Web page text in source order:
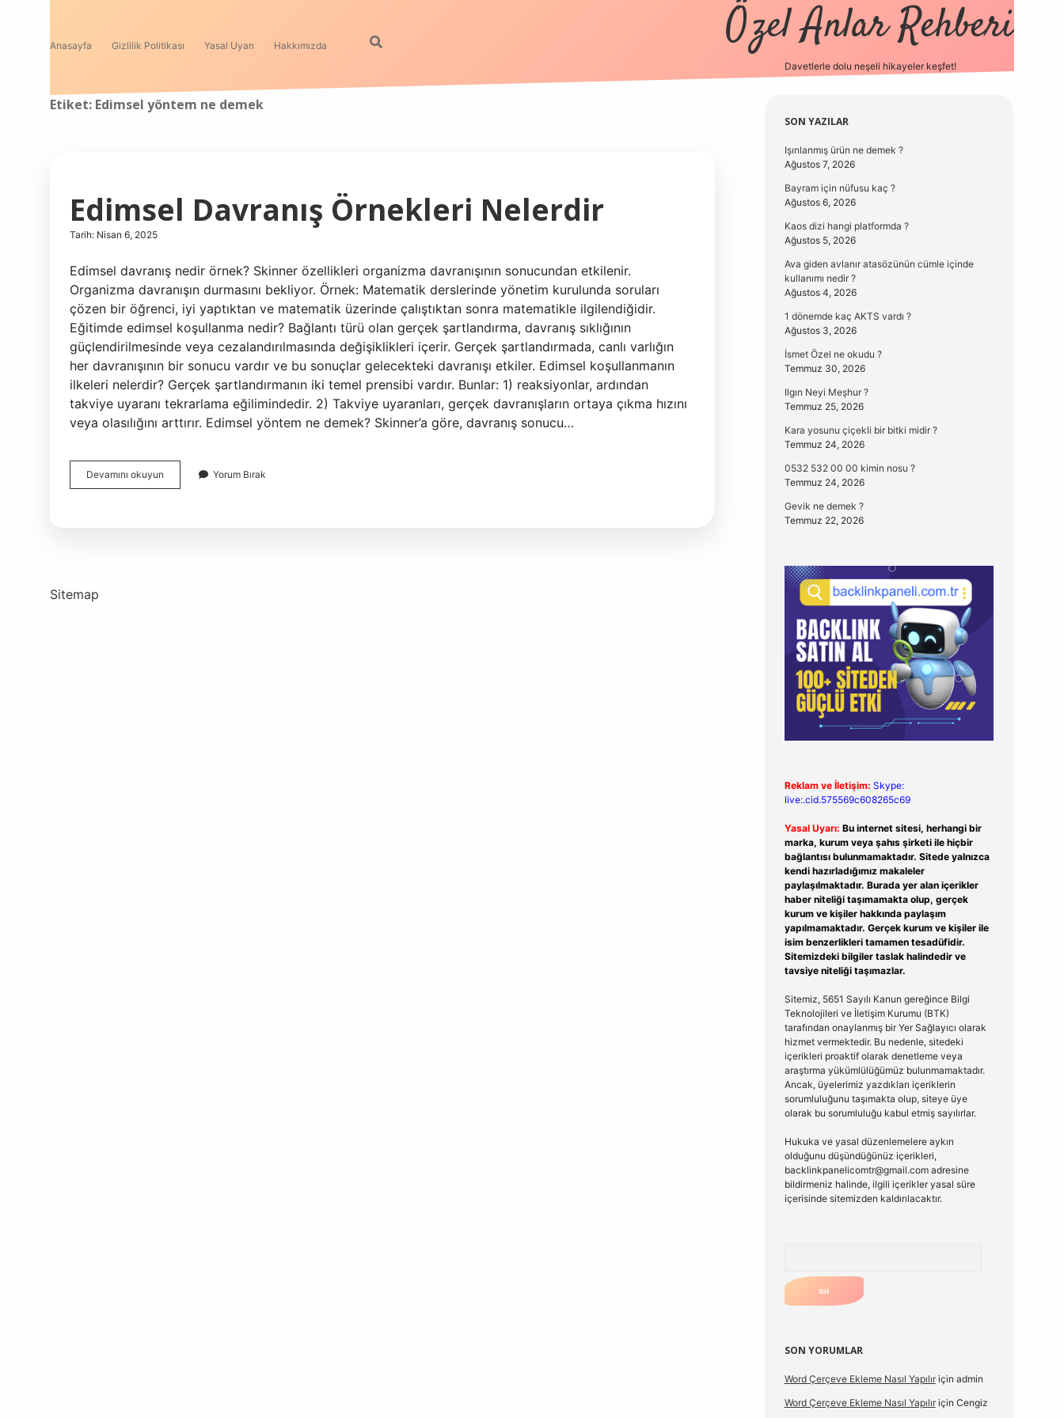
Anasayfa Gizlilik Politikası Yasal Uyarı Hakkımızda Özel Anlar Rehberi
Davetlerle dolu neşeli hikayeler keşfet!
Etiket: Edimsel yöntem ne demek
Edimsel Davranış Örnekleri Nelerdir
Tarih: Nisan 6, 2025
Edimsel davranış nedir örnek? Skinner özellikleri organizma davranışının sonucundan etkilenir.
Organizma davranışın durmasını bekliyor. Örnek: Matematik derslerinde yönetim kurulunda soruları
çözen bir öğrenci, iyi yaptıktan ve matematik üzerinde çalıştıktan sonra matematikle ilgilendiğidir.
Eğitimde edimsel koşullanma nedir? Bağlantı türü olan gerçek şartlandırma, davranış sıklığının
güçlendirilmesinde veya cezalandırılmasında değişiklikleri içerir. Gerçek şartlandırmada, canlı varlığın
her davranışının bir sonucu vardır ve bu sonuçlar gelecekteki davranışı etkiler. Edimsel koşullanmanın
ilkeleri nelerdir? Gerçek şartlandırmanın iki temel prensibi vardır. Bunlar: 1) reaksiyonlar, ardından
takviye uyaranı tekrarlama eğilimindedir. 2) Takviye uyaranları, gerçek davranışların ortaya çıkma hızını
veya olasılığını arttırır. Edimsel yöntem ne demek? Skinner’a göre, davranış sonucu…
Devamını okuyun
Davranış
Yorum Bırak
Sitemap
Sidebar
SON YAZILAR
Işınlanmış ürün ne demek ?
Ağustos 7, 2026
Bayram için nüfusu kaç ?
Ağustos 6, 2026
Kaos dizi hangi platformda ?
Ağustos 5, 2026
Ava giden avlanır atasözünün cümle içinde
kullanımı nedir ?
Ağustos 4, 2026
1 dönemde kaç AKTS vardı ?
Ağustos 3, 2026
İsmet Özel ne okudu ?
Temmuz 30, 2026
Ilgın Neyi Meşhur ?
Temmuz 25, 2026
Kara yosunu çiçekli bir bitki midir ?
Temmuz 24, 2026
0532 532 00 00 kimin nosu ?
Temmuz 24, 2026
Gevik ne demek ?
Temmuz 22, 2026
Reklam ve İletişim: Skype:
live:.cid.575569c608265c69
Yasal Uyarı: Bu internet sitesi, herhangi bir
marka, kurum veya şahıs şirketi ile hiçbir
bağlantısı bulunmamaktadır. Sitede yalnızca
kendi hazırladığımız makaleler
paylaşılmaktadır. Burada yer alan içerikler
haber niteliği taşımamakta olup, gerçek
kurum ve kişiler hakkında paylaşım
yapılmamaktadır. Gerçek kurum ve kişiler ile
isim benzerlikleri tamamen tesadüfidir.
Sitemizdeki bilgiler taslak halindedir ve
tavsiye niteliği taşımazlar.
Sitemiz, 5651 Sayılı Kanun gereğince Bilgi
Teknolojileri ve İletişim Kurumu (BTK)
tarafından onaylanmış bir Yer Sağlayıcı olarak
hizmet vermektedir. Bu nedenle, sitedeki
içerikleri proaktif olarak denetleme veya
araştırma yükümlülüğümüz bulunmamaktadır.
Ancak, üyelerimiz yazdıkları içeriklerin
sorumluluğunu taşımakta olup, siteye üye
olarak bu sorumluluğu kabul etmiş sayılırlar.
Hukuka ve yasal düzenlemelere aykırı
olduğunu düşündüğünüz içerikleri,
backlinkpanelicomtr@gmail.comadresine
bildirmeniz halinde, ilgili içerikler yasal süre
içerisinde sitemizden kaldırılacaktır.
SON YORUMLAR
Word Çerçeve Ekleme Nasıl Yapılıriçin admin
Word Çerçeve Ekleme Nasıl Yapılıriçin Cengiz